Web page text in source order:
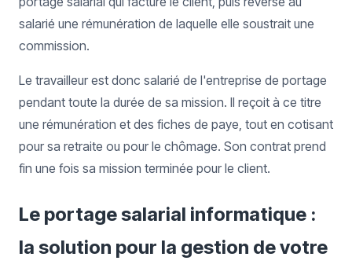
salarié une rémunération de laquelle elle soustrait une
commission.
Le travailleur est donc salarié de l'entreprise de portage
pendant toute la durée de sa mission. Il reçoit à ce titre
une rémunération et des fiches de paye, tout en cotisant
pour sa retraite ou pour le chômage. Son contrat prend
fin une fois sa mission terminée pour le client.
Le portage salarial informatique :
la solution pour la gestion de votre